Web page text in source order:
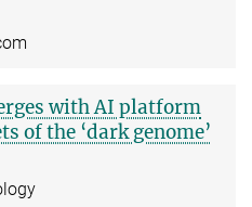
with AI platform
of the ‘dark genome’